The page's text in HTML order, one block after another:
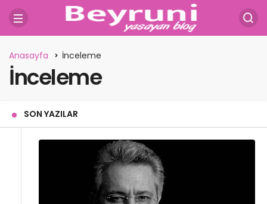
Anasayfa İnceleme
İnceleme
SON YAZILAR